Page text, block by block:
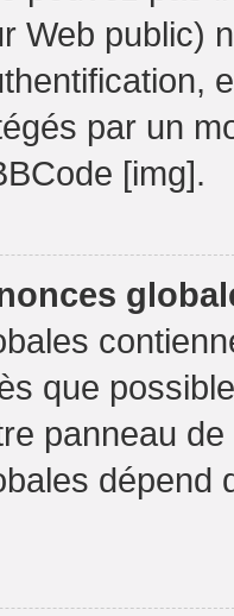
Web public)
par un
[img].
que
panneau
dépend